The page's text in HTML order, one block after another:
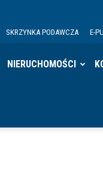
SKRZYNKA PODAWCZA E-
NIERUCHOMOŚCI